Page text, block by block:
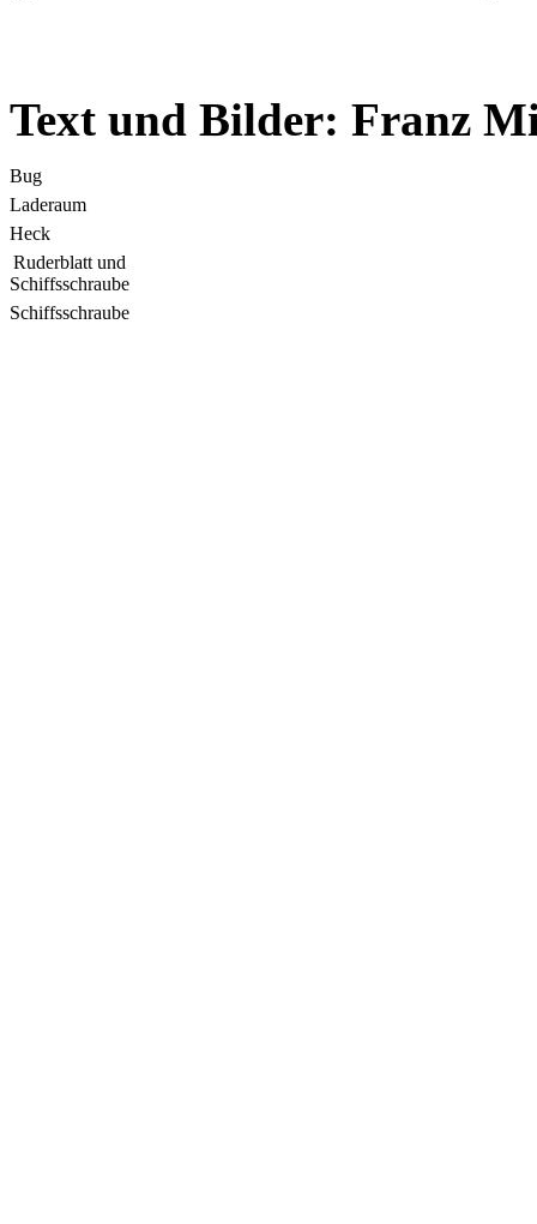
Text und Bilder: Franz
Bug
Laderaum
Heck
Ruderblatt und
Schiffsschraube
Schiffsschraube